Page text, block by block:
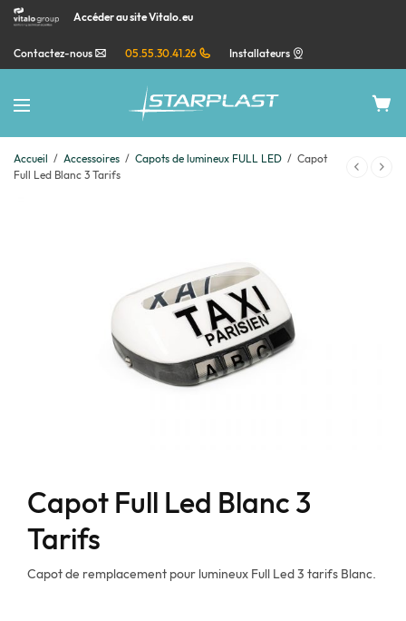
Accéder au site Vitalo.eu
Contactez-nous 05.55.30.41.26 Installateurs
Accueil / Accessoires / Capots de lumineux FULL LED / Capot
Full Led Blanc 3 Tarifs
Capot Full Led Blanc 3
Tarifs
Capot de remplacement pour lumineux Full Led 3 tarifs Blanc.